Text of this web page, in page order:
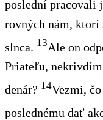
poslední pracovali
rovných nám, ktorí
slnca.
13Ale on
Priateľu,
denár? 14Vezmi,
poslednému dať